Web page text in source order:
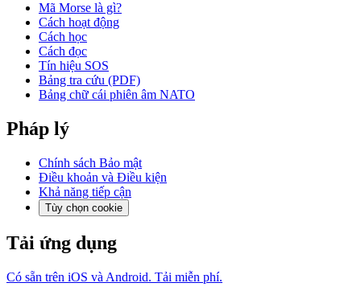
Mã Morse là gì?
Cách hoạt động
Cách học
Cách đọc
Tín hiệu SOS
Bảng tra cứu (PDF)
Bảng chữ cái phiên âm NATO
Pháp lý
Chính sách Bảo mật
Điều khoản và Điều kiện
Khả năng tiếp cận
Tùy chọn cookie
Tải ứng dụng
Có sẵn trên iOS và Android. Tải miễn phí.